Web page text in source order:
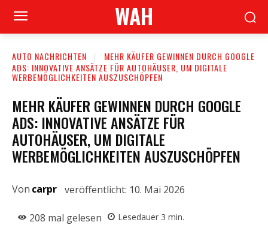
WAH
AUTO NACHRICHTEN
MEHR KÄUFER GEWINNEN DURCH GOOGLE
ADS: INNOVATIVE ANSÄTZE FÜR AUTOHÄUSER, UM DIGITALE
WERBEMÖGLICHKEITEN AUSZUSCHÖPFEN
MEHR KÄUFER GEWINNEN DURCH GOOGLE
ADS: INNOVATIVE ANSÄTZE FÜR
AUTOHÄUSER, UM DIGITALE
WERBEMÖGLICHKEITEN AUSZUSCHÖPFEN
Von carpr veröffentlicht: 10. Mai 2026
208 mal gelesen Lesedauer 3 min.